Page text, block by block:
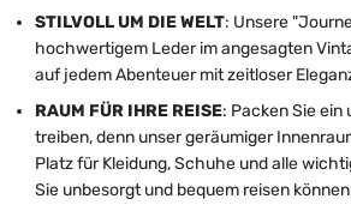
STILVOLL UM DIE WELT: Unsere
hochwertigem Leder im angesagten
auf jedem Abenteuer mit zeitloser
RAUM FÜR IHRE REISE: Packen Sie ein
treiben, denn unser geräumiger
Platz für Kleidung, Schuhe und alle
Sie unbesorgt und bequem reisen